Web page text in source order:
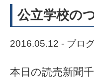
公立学校の
2016.05.12 - ブロ
本日の読売新聞